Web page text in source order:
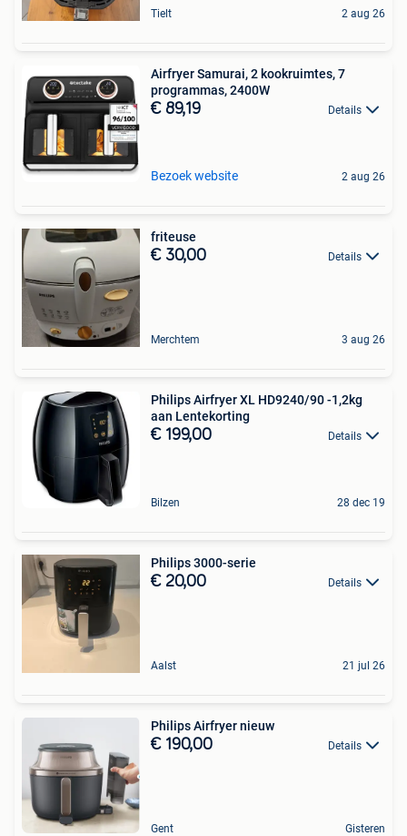
Tielt 2 aug 26
Airfryer Samurai, 2 kookruimtes, 7
programmas, 2400W
€ 89,19 Details
Bezoek website 2 aug 26
friteuse
€ 30,00 Details
Merchtem 3 aug 26
Philips Airfryer XL HD9240/90 -1,2kg
aan Lentekorting
€ 199,00 Details
Bilzen 28 dec 19
Philips 3000-serie
€ 20,00 Details
Aalst 21 jul 26
Philips Airfryer nieuw
€ 190,00 Details
Gent Gisteren